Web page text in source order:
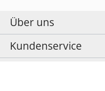
Über uns
Kundenservice